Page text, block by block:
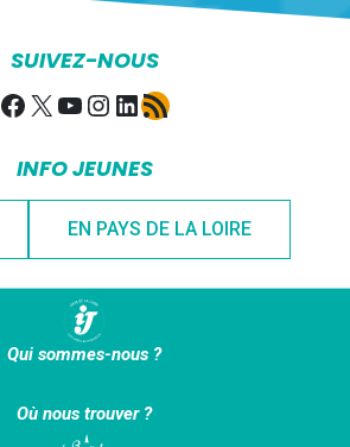
SUIVEZ-NOUS
Facebook
X YouTube
Instagram
LinkedIn
Flux RSS
INFO JEUNES
EN PAYS DE LA LOIRE
Qui sommes-nous ?
Où nous trouver ?